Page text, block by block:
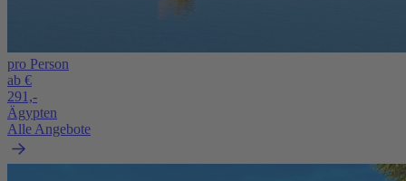
pro Person
ab €
291,-
Ägypten
Alle Angebote